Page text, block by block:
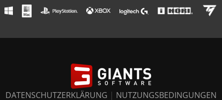
DATENSCHUTZERKLÄRUNG | NUTZUNGSBEDINGUNGEN